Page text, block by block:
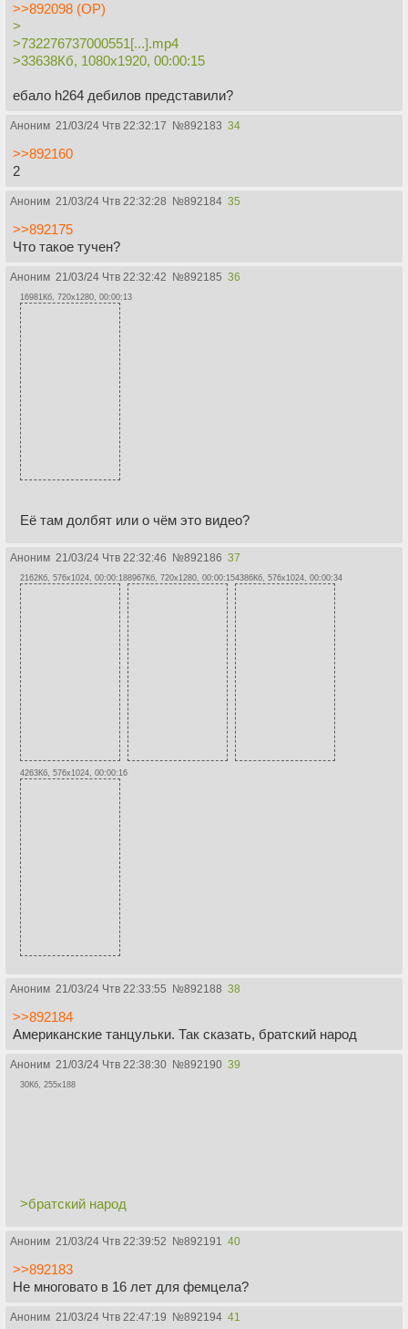
>>892098 (OP)
>
>732276737000551[...].mp4
>33638Кб, 1080x1920, 00:00:15
ебало h264 дебилов представили?
Аноним 21/03/24 Чтв 22:32:17 №892183 34
>>892160
2
Аноним 21/03/24 Чтв 22:32:28 №892184 35
>>892175
Что такое тучен?
Аноним 21/03/24 Чтв 22:32:42 №892185 36
16981Кб, 720x1280, 00:00:13
Её там долбят или о чём это видео?
Аноним 21/03/24 Чтв 22:32:46 №892186 37
2162Кб, 576x1024, 00:00:188967Кб, 720x1280, 00:00:154386Кб, 576x1024, 00:00:34
4263Кб, 576x1024, 00:00:16
Аноним 21/03/24 Чтв 22:33:55 №892188 38
>>892184
Американские танцульки. Так сказать, братский народ
Аноним 21/03/24 Чтв 22:38:30 №892190 39
30Кб, 255x188
>братский народ
Аноним 21/03/24 Чтв 22:39:52 №892191 40
>>892183
Не многовато в 16 лет для фемцела?
Аноним 21/03/24 Чтв 22:47:19 №892194 41